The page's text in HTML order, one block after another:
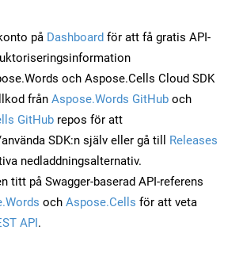
på Dashboard för att få gratis API-
och Aspose.Cells Cloud SDK
från Aspose.Words GitHub och
GitHub repos för att
SDK:n själv eller gå till Releases
nedladdningsalternativ.
titt på Swagger-baserad API-referens
och Aspose.Cells för att veta
API.